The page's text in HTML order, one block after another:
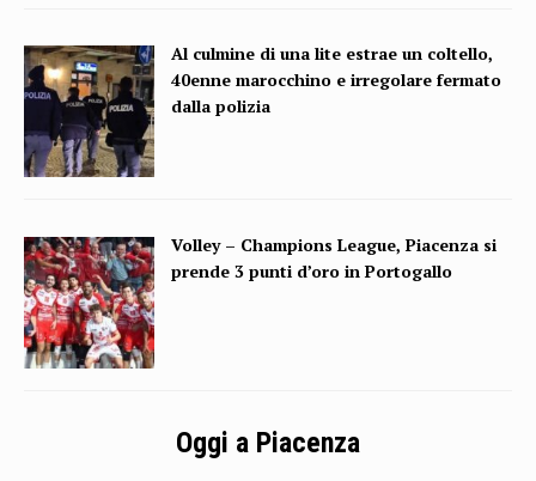
Al culmine di una lite estrae un coltello,
40enne marocchino e irregolare fermato
dalla polizia
Volley – Champions League, Piacenza si
prende 3 punti d’oro in Portogallo
Oggi a Piacenza